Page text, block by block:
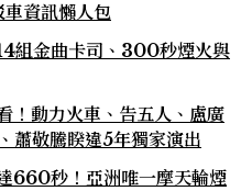
資訊懶人包
組金曲卡司、300秒煙火與
！動力火車、告五人、盧廣
蕭敬騰睽違5年獨家演出
660秒！亞洲唯一摩天輪煙